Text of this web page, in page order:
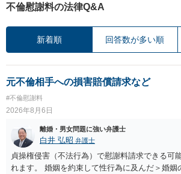
不倫慰謝料の法律Q&A
新着順 回答数が多い順
元不倫相手への損害賠償請求など
#不倫慰謝料
2026年8月6日
離婚・男女問題に強い弁護士
白井 弘昭 弁護士
貞操権侵害（不法行為）で慰謝料請求できる可
れます。 婚姻を約束して性行為に及んだ＞婚姻